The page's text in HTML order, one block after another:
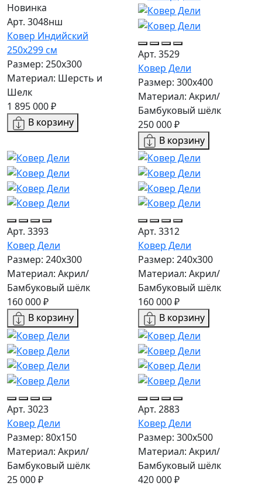
Новинка
Арт. 3048нш
Ковер Индийский
250x299 см
Размер: 250x300
Материал: Шерсть и
Шелк
1 895 000 ₽
В корзину
Арт. 3529
Ковер Дели
Размер: 300х400
Материал: Акрил/
Бамбуковый шёлк
250 000 ₽
В корзину
Арт. 3393
Ковер Дели
Размер: 240х300
Материал: Акрил/
Бамбуковый шёлк
160 000 ₽
В корзину
Арт. 3312
Ковер Дели
Размер: 240х300
Материал: Акрил/
Бамбуковый шёлк
160 000 ₽
В корзину
Арт. 3023
Ковер Дели
Размер: 80x150
Материал: Акрил/
Бамбуковый шёлк
25 000 ₽
Арт. 2883
Ковер Дели
Размер: 300х500
Материал: Акрил/
Бамбуковый шёлк
420 000 ₽